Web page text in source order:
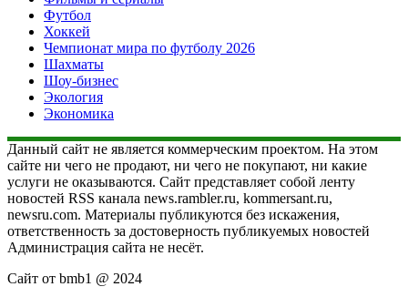
Футбол
Хоккей
Чемпионат мира по футболу 2026
Шахматы
Шоу-бизнес
Экология
Экономика
Данный сайт не является коммерческим проектом. На этом
сайте ни чего не продают, ни чего не покупают, ни какие
услуги не оказываются. Сайт представляет собой ленту
новостей RSS канала news.rambler.ru, kommersant.ru,
newsru.com. Материалы публикуются без искажения,
ответственность за достоверность публикуемых новостей
Администрация сайта не несёт.
Сайт от bmb1 @ 2024